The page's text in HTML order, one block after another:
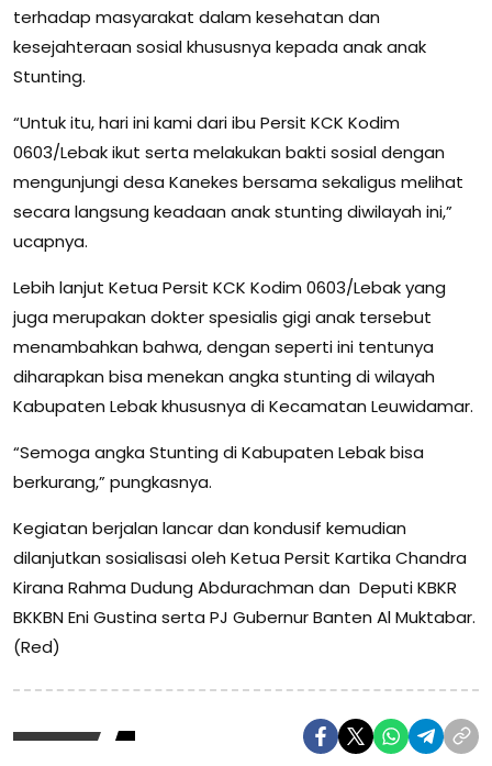
terhadap masyarakat dalam kesehatan dan
kesejahteraan sosial khususnya kepada anak anak
Stunting.
“Untuk itu, hari ini kami dari ibu Persit KCK Kodim
0603/Lebak ikut serta melakukan bakti sosial dengan
mengunjungi desa Kanekes bersama sekaligus melihat
secara langsung keadaan anak stunting diwilayah ini,”
ucapnya.
Lebih lanjut Ketua Persit KCK Kodim 0603/Lebak yang
juga merupakan dokter spesialis gigi anak tersebut
menambahkan bahwa, dengan seperti ini tentunya
diharapkan bisa menekan angka stunting di wilayah
Kabupaten Lebak khususnya di Kecamatan Leuwidamar.
“Semoga angka Stunting di Kabupaten Lebak bisa
berkurang,” pungkasnya.
Kegiatan berjalan lancar dan kondusif kemudian
dilanjutkan sosialisasi oleh Ketua Persit Kartika Chandra
Kirana Rahma Dudung Abdurachman dan Deputi KBKR
BKKBN Eni Gustina serta PJ Gubernur Banten Al Muktabar.
(Red)